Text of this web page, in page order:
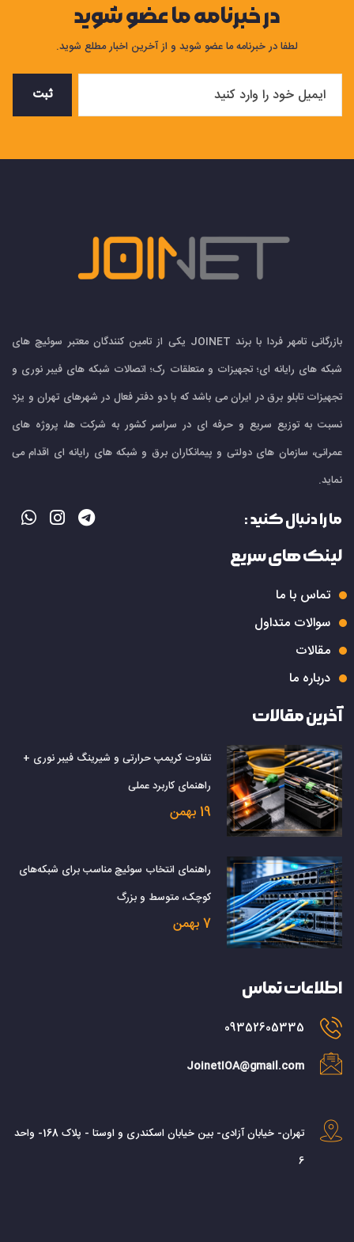
در خبرنامه ما عضو شوید
لطفا در خبرنامه ما عضو شوید و از آخرین اخبار مطلع شوید.
ثبت
بازرگانی تامهر فردا با برند JOINET یکی از تامین کنندگان معتبر سوئیچ های
شبکه های رایانه ای؛ تجهیزات و متعلقات رک؛ اتصالات شبکه های فیبر نوری و
تجهیزات تابلو برق در ایران می باشد که با دو دفتر فعال در شهرهای تهران و یزد
نسبت به توزیع سریع و حرفه ای در سراسر کشور به شرکت ها، پروژه های
عمرانی، سازمان های دولتی و پیمانکاران برق و شبکه های رایانه ای اقدام می
نماید.
ما را دنبال کنید :
لینک های سریع
تماس با ما
سوالات متداول
مقالات
درباره ما
آخرین مقالات
تفاوت کریمپ حرارتی و شیرینگ فیبر نوری +
راهنمای کاربرد عملی
19 بهمن
راهنمای انتخاب سوئیچ مناسب برای شبکه‌های
کوچک، متوسط و بزرگ
7 بهمن
اطلاعات تماس
09352605335
JoinetIOA@gmail.com
تهران- خیابان آزادی- بین خیابان اسکندری و اوستا - پلاک 168- واحد
6